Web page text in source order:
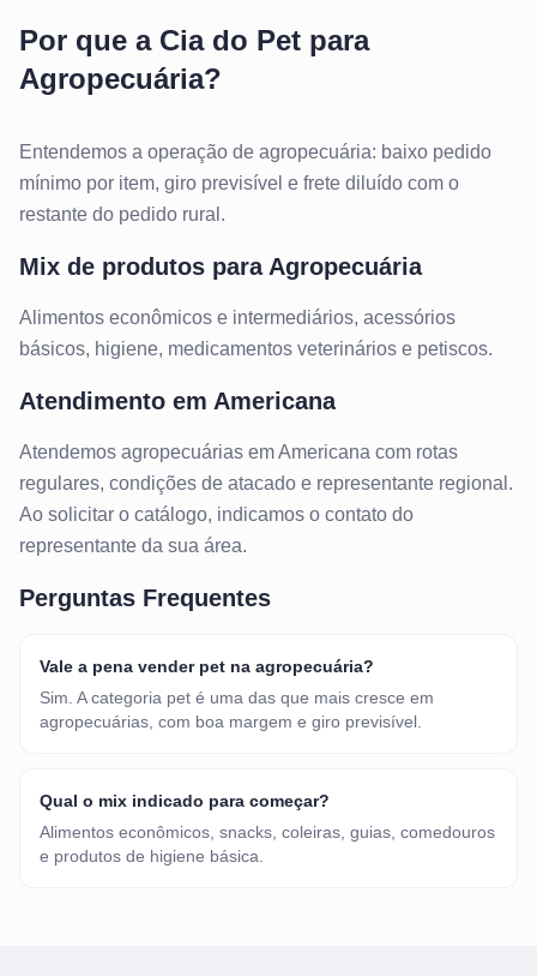
Por que a Cia do Pet para
Agropecuária?
Entendemos a operação de agropecuária: baixo pedido
mínimo por item, giro previsível e frete diluído com o
restante do pedido rural.
Mix de produtos para Agropecuária
Alimentos econômicos e intermediários, acessórios
básicos, higiene, medicamentos veterinários e petiscos.
Atendimento em Americana
Atendemos agropecuárias emAmericana com rotas
regulares, condições de atacado e representante regional.
Ao solicitar o catálogo, indicamos o contato do
representante da sua área.
Perguntas Frequentes
Vale a pena vender pet na agropecuária?
Sim. A categoria pet é uma das que mais cresce em
agropecuárias, com boa margem e giro previsível.
Qual o mix indicado para começar?
Alimentos econômicos, snacks, coleiras, guias, comedouros
e produtos de higiene básica.